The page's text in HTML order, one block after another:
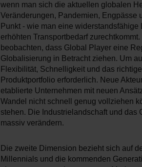
wenn man sich die aktuellen globalen
Veränderungen, Pandemien, Engpässe
Punkt - wie man eine
erhöhten Transportbedarf
beobachten, dass Global Player eine
Globalisierung in Betracht ziehen. Um
Flexibilität, Schnelligkeit und das
Produktportfolio erforderlich. Neue
etablierte Unternehmen mit neuen
Wandel nicht schnell genug vollziehen
stehen. Die Industrielandschaft und das
massiv verändern.
Die zweite Dimension bezieht sich auf
Millennials und die kommenden